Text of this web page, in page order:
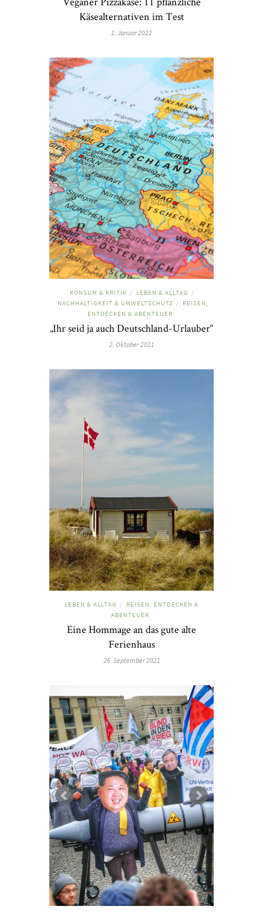
Käsealternativen im Test
1. Januar 2022
KONSUM & KRITIK / LEBEN & ALLTAG /
NACHHALTIGKEIT & UMWELTSCHUTZ /
REISEN,
ENTDECKEN & ABENTEUER
„Ihr seid ja auch Deutschland-Urlauber“
2. Oktober 2021
LEBEN & ALLTAG /
REISEN, ENTDECKEN &
ABENTEUER
Eine Hommage an das gute alte
Ferienhaus
26. September 2021